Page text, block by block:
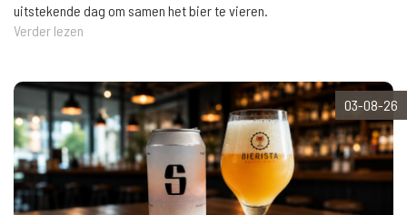
uitstekende dag om samen het bier te vieren.
Verder lezen
03-08-26